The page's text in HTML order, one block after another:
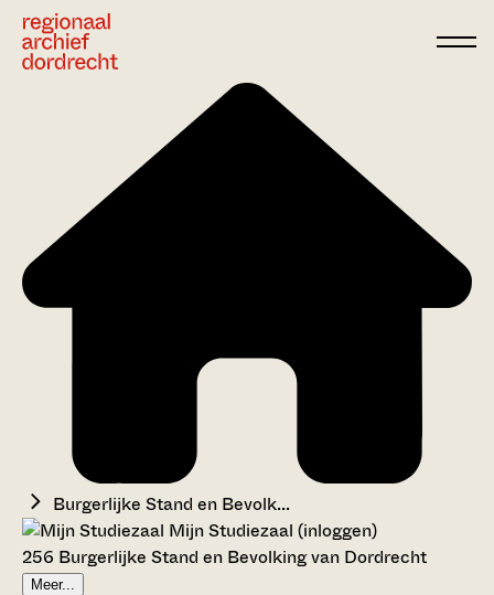
Burgerlijke Stand en Bevolk...
Mijn Studiezaal (inloggen)
256 Burgerlijke Stand en Bevolking van Dordrecht
Meer...